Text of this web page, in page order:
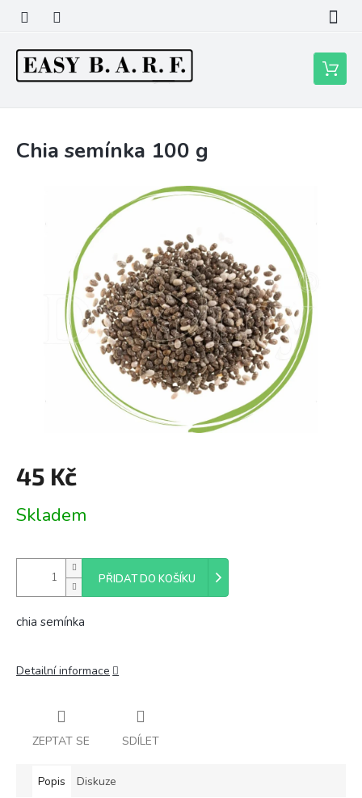
obsah
Nákupní
košík
Chia semínka 100 g
45 Kč
cena:
Skladem
PŘIDAT DO KOŠÍKU
chia semínka
Detailní informace
ZEPTAT SE SDÍLET
Popis Diskuze